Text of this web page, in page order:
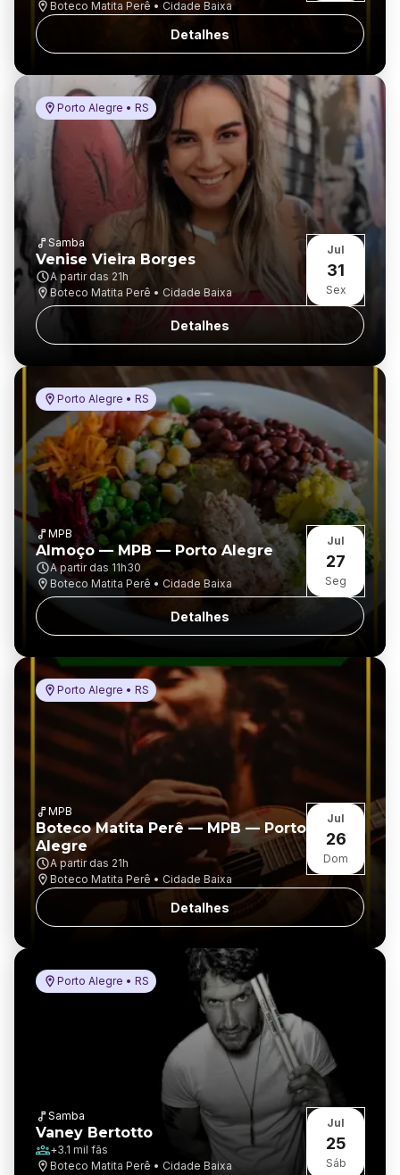
Boteco Matita Perê • Cidade Baixa
Detalhes
Porto Alegre • RS
Samba
Venise Vieira Borges
A partir das 21h
Boteco Matita Perê • Cidade Baixa
Jul
31
Sex
Detalhes
Porto Alegre • RS
MPB
Almoço — MPB — Porto Alegre
A partir das 11h30
Boteco Matita Perê • Cidade Baixa
Jul
27
Seg
Detalhes
Porto Alegre • RS
MPB
Boteco Matita Perê — MPB — Porto
Alegre
A partir das 21h
Boteco Matita Perê • Cidade Baixa
Jul
26
Dom
Detalhes
Porto Alegre • RS
Samba
Vaney Bertotto
+3.1 mil fãs
Boteco Matita Perê • Cidade Baixa
Jul
25
Sáb